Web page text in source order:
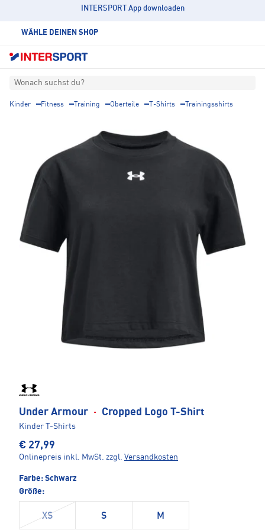
INTERSPORT App downloaden
WÄHLE DEINEN SHOP
Wonach suchst du?
Kinder Fitness Training Oberteile T-Shirts Trainingsshirts
Under Armour · Cropped Logo T-Shirt
Kinder T-Shirts
€ 27,99
Onlinepreis inkl. MwSt. zzgl. Versandkosten
Farbe: Schwarz
Größe:
XS S M